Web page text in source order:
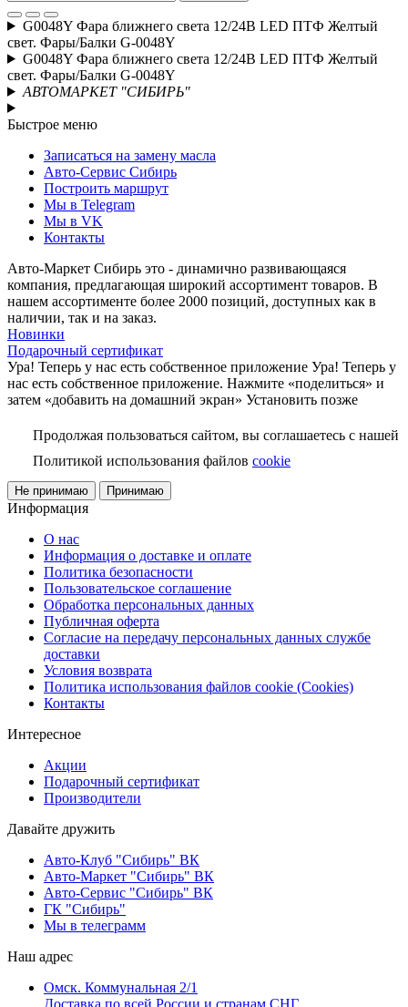
G0048Y Фара ближнего света 12/24В LED ПТФ Желтый
свет. Фары/Балки G-0048Y
G0048Y Фара ближнего света 12/24В LED ПТФ Желтый
свет. Фары/Балки G-0048Y
АВТОМАРКЕТ "СИБИРЬ"
Быстрое меню
Записаться на замену масла
Авто-Сервис Сибирь
Построить маршрут
Мы в Telegram
Мы в VK
Контакты
Авто-Маркет Сибирь это - динамично развивающаяся
компания, предлагающая широкий ассортимент товаров. В
нашем ассортименте более 2000 позиций, доступных как в
наличии, так и на заказ.
Новинки
Подарочный сертификат
Ура! Теперь у нас есть собственное приложение Ура! Теперь у
нас есть собственное приложение. Нажмите «поделиться» и
затем «добавить на домашний экран» Установить позже
Продолжая пользоваться сайтом, вы соглашаетесь с нашей
Политикой использования файлов cookie
Не принимаю Принимаю
Информация
О нас
Информация о доставке и оплате
Политика безопасности
Пользовательское соглашение
Обработка персональных данных
Публичная оферта
Согласие на передачу персональных данных службе
доставки
Условия возврата
Политика использования файлов cookie (Cookies)
Контакты
Интересное
Акции
Подарочный сертификат
Производители
Давайте дружить
Авто-Клуб "Сибирь" ВК
Авто-Маркет "Сибирь" ВК
Авто-Сервис "Сибирь" ВК
ГК "Сибирь"
Мы в телеграмм
Наш адрес
Омск. Коммунальная 2/1
Доставка по всей России и странам СНГ